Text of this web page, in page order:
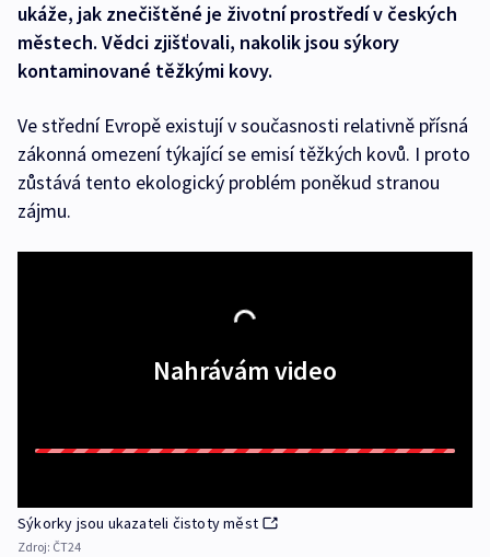
ukáže, jak znečištěné je životní prostředí v českých
městech. Vědci zjišťovali, nakolik jsou sýkory
kontaminované těžkými kovy.
Ve střední Evropě existují v současnosti relativně přísná
zákonná omezení týkající se emisí těžkých kovů. I proto
zůstává tento ekologický problém poněkud stranou
zájmu.
Nahrávám video
Sýkorky jsou ukazateli čistoty měst
Zdroj: ČT24